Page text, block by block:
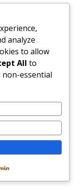
analyze
to allow
All to
non-essential